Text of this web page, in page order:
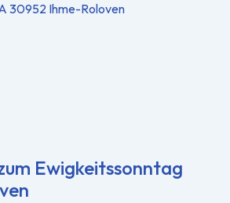
30952 Ihme-Roloven
Ewigkeitssonntag